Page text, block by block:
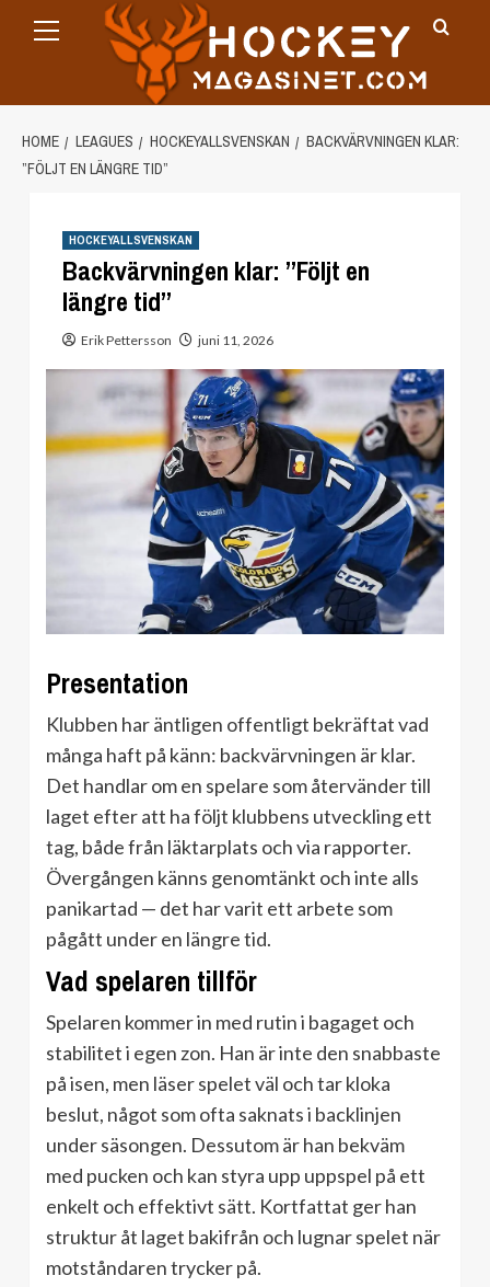
Menu
HOME LEAGUES HOCKEYALLSVENSKAN
BACKVÄRVNINGEN KLAR:
”FÖLJT EN LÄNGRE TID”
HOCKEYALLSVENSKAN
Backvärvningen klar: ”Följt en
längre tid”
Erik Pettersson juni 11, 2026
Presentation
Klubben har äntligen offentligt bekräftat vad
många haft på känn: backvärvningen är klar.
Det handlar om en spelare som återvänder till
laget efter att ha följt klubbens utveckling ett
tag, både från läktarplats och via rapporter.
Övergången känns genomtänkt och inte alls
panikartad — det har varit ett arbete som
pågått under en längre tid.
Vad spelaren tillför
Spelaren kommer in med rutin i bagaget och
stabilitet i egen zon. Han är inte den snabbaste
på isen, men läser spelet väl och tar kloka
beslut, något som ofta saknats i backlinjen
under säsongen. Dessutom är han bekväm
med pucken och kan styra upp uppspel på ett
enkelt och effektivt sätt. Kortfattat ger han
struktur åt laget bakifrån och lugnar spelet när
motståndaren trycker på.